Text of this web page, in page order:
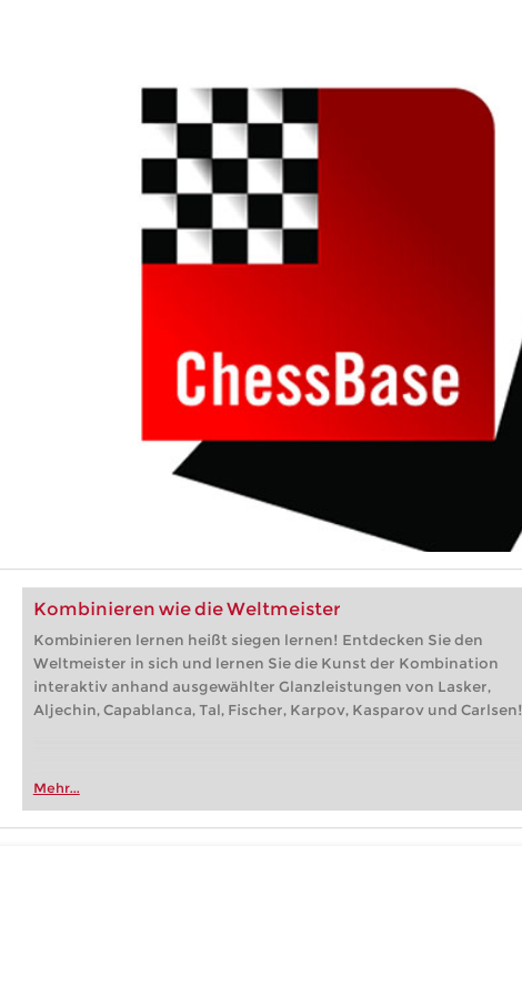
Kombinieren wie die Weltmeister
Kombinieren lernen heißt siegen lernen! Entdecken Sie den
Weltmeister in sich und lernen Sie die Kunst der Kombination
interaktiv anhand ausgewählter Glanzleistungen von Lasker,
Aljechin, Capablanca, Tal, Fischer, Karpov, Kasparov und Carlsen!
Mehr...